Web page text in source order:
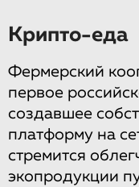
Крипто-еда
Фермерский
первое
создавшее
платформу на
стремится
экопродукции